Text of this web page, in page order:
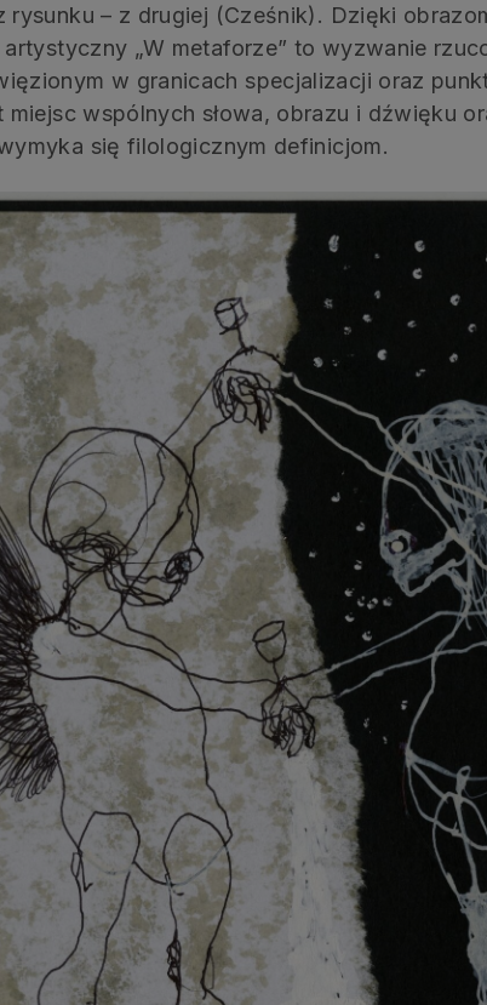
rysunku – z drugiej (Cześnik). Dzięki
„W metaforze” to wyzwanie
w granicach specjalizacji oraz
miejsc wspólnych słowa, obrazu i dźwięku
się filologicznym definicjom.